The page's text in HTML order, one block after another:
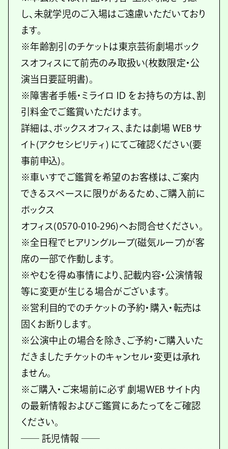
し、未就学児のご入場はご遠慮いただいており
ます。
※年齢割引のチケットは東京芸術劇場ボック
スオフィスにて前売のみ取扱い(枚数限定・公
演当日要証明書)。
※障害者手帳・ミライロ ID をお持ちの方は、割
引料金でご鑑賞いただけます。
詳細は、ボックスオフィス、または劇場 WEB サ
イト(アクセシビリティ) にてご確認ください(要
事前申込)。
※車いすでご鑑賞を希望のお客様は、ご案内
できるスペースに限りがあるため、ご購入前に
ボックス
オフィス(0570-010-296)へお問合せください。
※全日程でヒアリングループ(磁気ループ)が客
席の一部で作動します。
※やむを得ぬ事情により、記載内容・公演情報
等に変更が生じる場合がございます。
※営利目的でのチケットの予約・購入・転売は
固くお断りします。
※公演中止の場合を除き、ご予約・ご購入いた
だきましたチケットのキャンセル・変更は承れ
ません。
※ご購入・ご来場前に必ず 劇場WEB サイト内
の最新情報およびご鑑賞にあたってをご確認
ください。
── 託児情報 ──